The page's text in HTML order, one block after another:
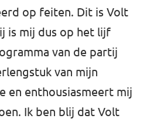
op feiten. Dit is Volt
is mij dus op het lijf
van de partij
van mijn
en enthousiasmeert mij
Ik ben blij dat Volt